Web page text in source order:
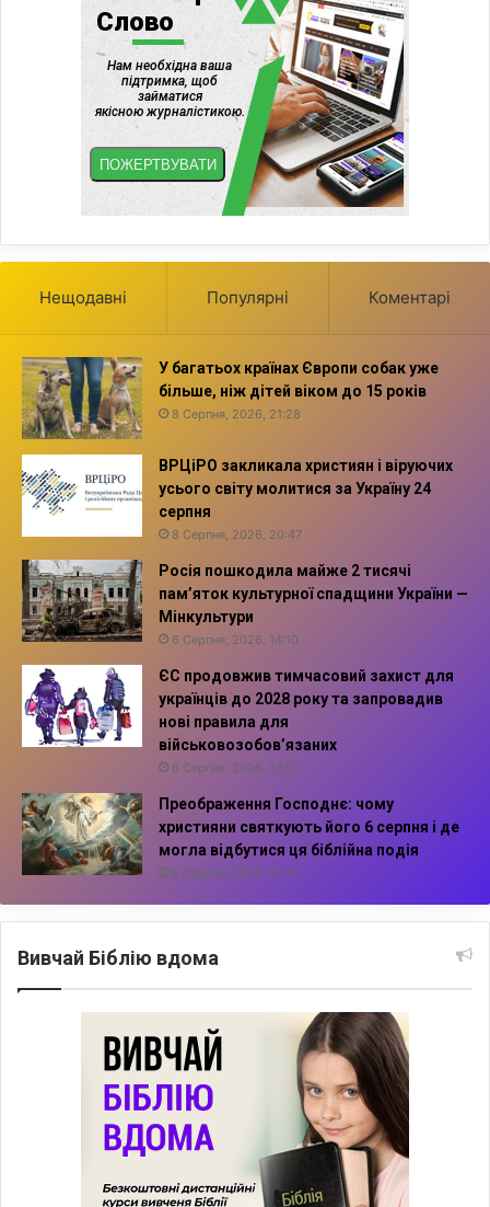
Нещодавні Популярні Коментарі
У багатьох країнах Європи собак уже
більше, ніж дітей віком до 15 років
8 Серпня, 2026, 21:28
ВРЦіРО закликала християн і віруючих
усього світу молитися за Україну 24
серпня
8 Серпня, 2026, 20:47
Росія пошкодила майже 2 тисячі
пам’яток культурної спадщини України —
Мінкультури
6 Серпня, 2026, 14:10
ЄС продовжив тимчасовий захист для
українців до 2028 року та запровадив
нові правила для
військовозобов’язаних
6 Серпня, 2026, 13:57
Преображення Господнє: чому
християни святкують його 6 серпня і де
могла відбутися ця біблійна подія
6 Серпня, 2026, 13:42
Вивчай Біблію вдома